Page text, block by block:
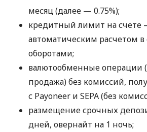
месяц (далее — 0.75%);
кредитный лимит на счете
автоматическим расчетом в
оборотами;
валютообменные операции
продажа) без комиссий,
с Payoneer и SEPA (без
размещение срочных
дней, овернайт на 1 ночь;